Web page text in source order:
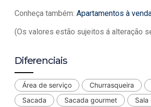
Conheça também: Apartamentos à
(Os valores estão sujeitos á alteração
Diferenciais
Área de serviço Churrasqueira
Sacada
Sacada gourmet Sala